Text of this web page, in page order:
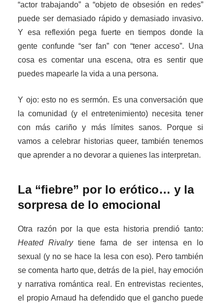
“actor trabajando” a “objeto de obsesión en redes”
puede ser demasiado rápido y demasiado invasivo.
Y esa reflexión pega fuerte en tiempos donde la
gente confunde “ser fan” con “tener acceso”. Una
cosa es comentar una escena, otra es sentir que
puedes mapearle la vida a una persona.
Y ojo: esto no es sermón. Es una conversación que
la comunidad (y el entretenimiento) necesita tener
con más cariño y más límites sanos. Porque si
vamos a celebrar historias queer, también tenemos
que aprender a no devorar a quienes las interpretan.
La “fiebre” por lo erótico… y la
sorpresa de lo emocional
Otra razón por la que esta historia prendió tanto:
Heated Rivalrytiene fama de ser intensa en lo
sexual (y no se hace la lesa con eso). Pero también
se comenta harto que, detrás de la piel, hay emoción
y narrativa romántica real. En entrevistas recientes,
el propio Arnaud ha defendido que el gancho puede